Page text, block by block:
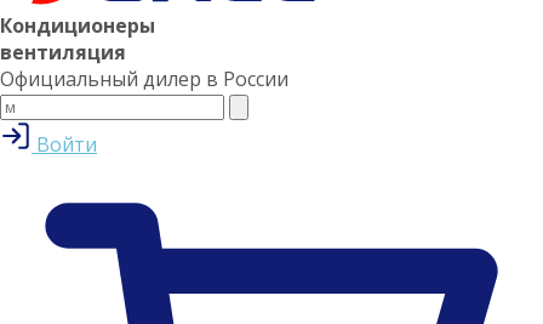
Кондиционеры
вентиляция
Официальный дилер в России
Войти